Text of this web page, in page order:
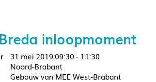
inloopmoment
31 mei 2019 09:30 - 11:30
Noord-Brabant
Gebouw van MEE West-Brabant